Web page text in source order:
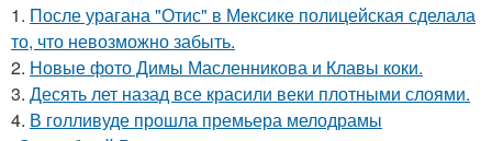
1. После урагана "Отис" в Мексике полицейская сделала
то, что невозможно забыть.
2. Новые фото Димы Масленникова и Клавы коки.
3. Десять лет назад все красили веки плотными слоями.
4. В голливуде прошла премьера мелодрамы